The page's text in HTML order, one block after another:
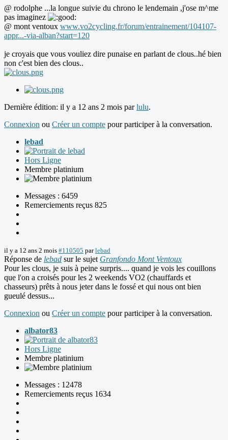
@ rodolphe ...la longue suivie du chrono le lendemain ,j'ose m^me
pas imaginez
@ mont ventoux www.vo2cycling.fr/forum/entrainement/104107-
appr...-via-alban?start=120
je croyais que vous vouliez dire punaise en parlant de clous..hé bien
non c'est bien des clous..
Dernière édition: il y a 12 ans 2 mois parlulu.
Connexion ou Créer un compte pour participer à la conversation.
lebad
Hors Ligne
Membre platinium
Messages : 6459
Remerciements reçus 825
il y a 12 ans 2 mois #110505 parlebad
Réponse de lebad sur le sujet Granfondo Mont Ventoux
Pour les clous, je suis à peine surpris.... quand je vois les couillons
que l'on a croisés pour les 2 weekends VO2 (chauffards et
chasseurs) prêts à nous jeter dans le fossé et qui nous ont bien
gueulé dessus...
Connexion ou Créer un compte pour participer à la conversation.
albator83
Hors Ligne
Membre platinium
Messages : 12478
Remerciements reçus 1634